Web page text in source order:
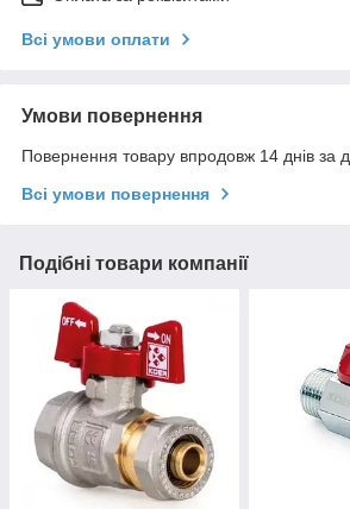
Всі умови оплати
Умови повернення
Повернення товару впродовж 14 днів за
Всі умови повернення
Подібні товари компанії